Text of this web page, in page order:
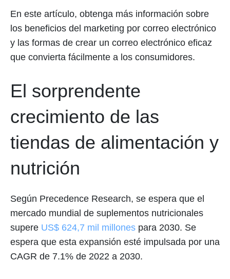
En este artículo, obtenga más información sobre
los beneficios del marketing por correo electrónico
y las formas de crear un correo electrónico eficaz
que convierta fácilmente a los consumidores.
El sorprendente
crecimiento de las
tiendas de alimentación y
nutrición
Según Precedence Research, se espera que el
mercado mundial de suplementos nutricionales
supere US$ 624,7 mil millones para 2030. Se
espera que esta expansión esté impulsada por una
CAGR de 7.1% de 2022 a 2030.